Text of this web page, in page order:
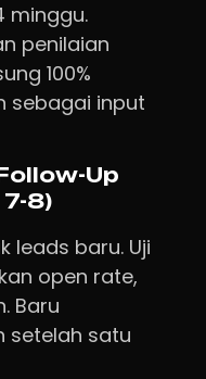
minggu.
penilaian
100%
sebagai input
Up
8)
leads baru. Uji
open rate,
Baru
setelah satu